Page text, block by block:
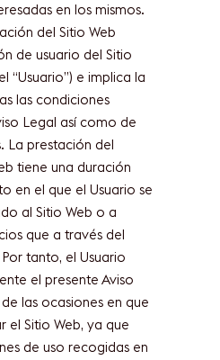
en los mismos.
del Sitio Web
de usuario del Sitio
“Usuario”) e implica la
las condiciones
Legal así como de
La prestación del
tiene una duración
en el que el Usuario se
al Sitio Web o a
que a través del
tanto, el Usuario
el presente Aviso
las ocasiones en que
el Sitio Web, ya que
de uso recogidas en